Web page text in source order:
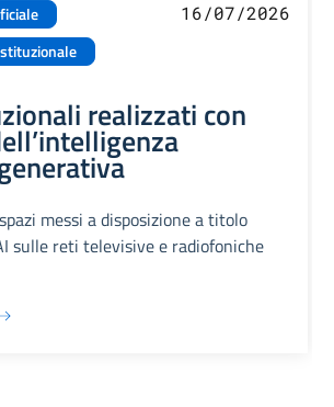
16/07/2026
realizzati con
messi a disposizione a titolo
sulle reti televisive e radiofoniche